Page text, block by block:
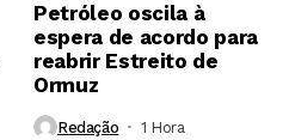
Petróleo oscila à
espera de acordo para
reabrir Estreito de
Ormuz
Redação 1 Hora ⁮